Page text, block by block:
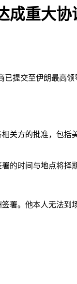
成重大协
提交至伊朗最高
方的批准，包
的时间与地点将择
署。他本人无法到